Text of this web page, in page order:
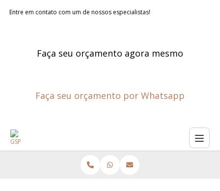
Entre em contato com um de nossos especialistas!
Faça seu orçamento agora mesmo
Faça seu orçamento por Whatsapp